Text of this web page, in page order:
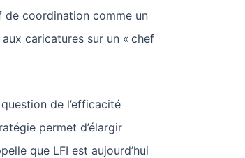
coordination comme un
caricatures sur un « chef
de l’efficacité
permet d’élargir
que LFI est aujourd’hui